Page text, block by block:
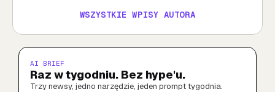
WSZYSTKIE WPISY AUTORA
AI BRIEF
Raz w tygodniu. Bez hype'u.
Trzy newsy, jedno narzędzie, jeden prompt tygodnia.